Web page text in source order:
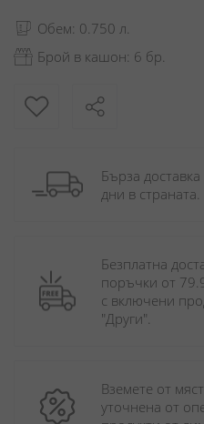
Обем: 0.750 л.
Брой в кашон: 6 бр.
Бърза
дни в страната.
Безплатна
поръчки от
с включени
"Други".
Вземете от
уточнена от